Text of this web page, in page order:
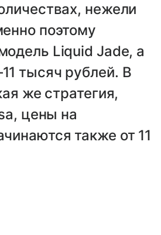
нежели
поэтому
Liquid Jade, а
тысяч рублей. В
же стратегия,
цены на
также от 11